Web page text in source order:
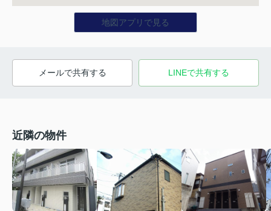
地図アプリで見る
メールで共有する LINEで共有する
近隣の物件